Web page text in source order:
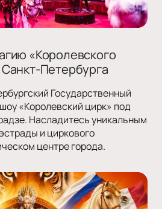
«Королевского
Петербурга
Государственный
«Королевский цирк» под
Насладитесь уникальным
и циркового
центре города.